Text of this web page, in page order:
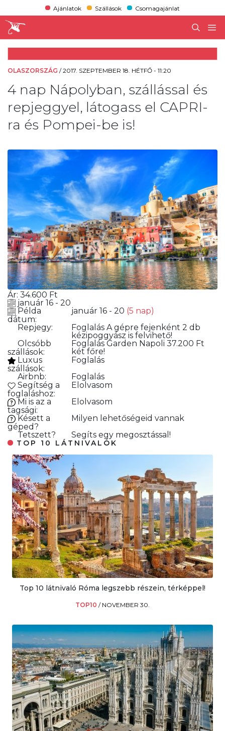
Ajánlatok Szállások Csomagajánlat
OLASZORSZÁG /2017. SZEPTEMBER 18. HÉTFŐ - 11:20
4 nap Nápolyban, szállással és
repjeggyel, látogass el CAPRI-
ra és Pompei-be is!
Ár: 34.600 Ft
január 16 - 20
Példa
dátum:
január 16 - 20 (5 nap)
Repjegy:
Foglalás A gépre fejenként 2 db
kézipoggyász is felvihető!
Olcsóbb
szállások:
Foglalás Garden Napoli 37.200 Ft
két főre!
Luxus
szállások:
Foglalás
Airbnb:
Foglalás
Segítség a
foglaláshoz:
Elolvasom
Mi is az a
tagsági:
Elolvasom
Késett a
géped?
Milyen lehetőségeid vannak
Tetszett?
Segíts egy megosztással!
TOP 10 LÁTNIVALÓK
Top 10 látnivaló Róma legszebb részein, térképpel!
TOP10 / NOVEMBER 30.